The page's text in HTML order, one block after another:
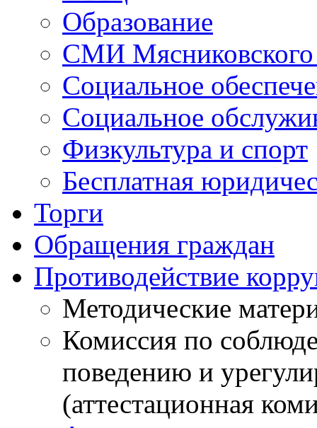
Образование
СМИ Мясниковского
Социальное
Социальное
Физкультура и спорт
Бесплатная
Торги
Обращения граждан
Противодействие
Методические
Комиссия по
поведению и
(аттестационная